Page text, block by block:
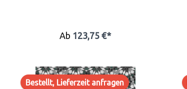
Ab 123,75 €*
Bestellt, Lieferzeit anfragen